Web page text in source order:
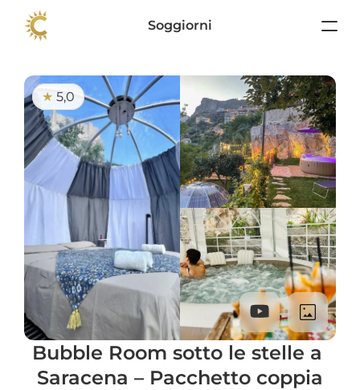
Soggiorni
★ 5,0
Bubble Room sotto le stelle a
Saracena – Pacchetto coppia